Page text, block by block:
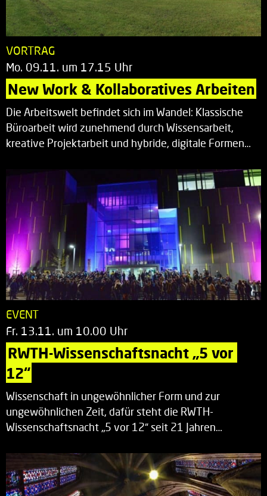
VORTRAG
Mo. 09.11. um 17.15 Uhr
New Work & Kollaboratives Arbeiten
Die Arbeitswelt befindet sich im Wandel: Klassische
Büroarbeit wird zunehmend durch Wissensarbeit,
kreative Projektarbeit und hybride, digitale Formen…
EVENT
Fr. 13.11. um 10.00 Uhr
RWTH-Wissenschaftsnacht „5 vor
12“
Wissenschaft in ungewöhnlicher Form und zur
ungewöhnlichen Zeit, dafür steht die RWTH-
Wissenschaftsnacht „5 vor 12“ seit 21 Jahren…